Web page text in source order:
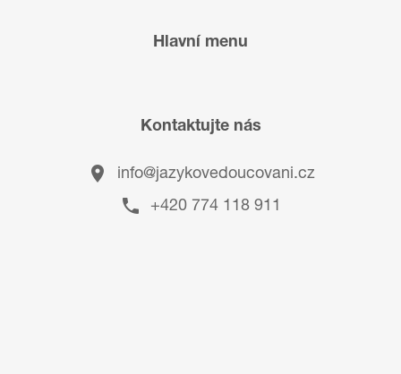
Hlavní menu
Kontaktujte nás
info@jazykovedoucovani.cz
+420 774 118 911